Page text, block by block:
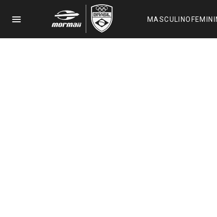
menu MASCULINO